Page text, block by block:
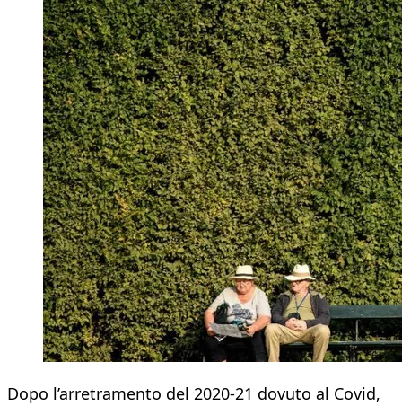
Dopo l’arretramento del 2020-21 dovuto al Covid,